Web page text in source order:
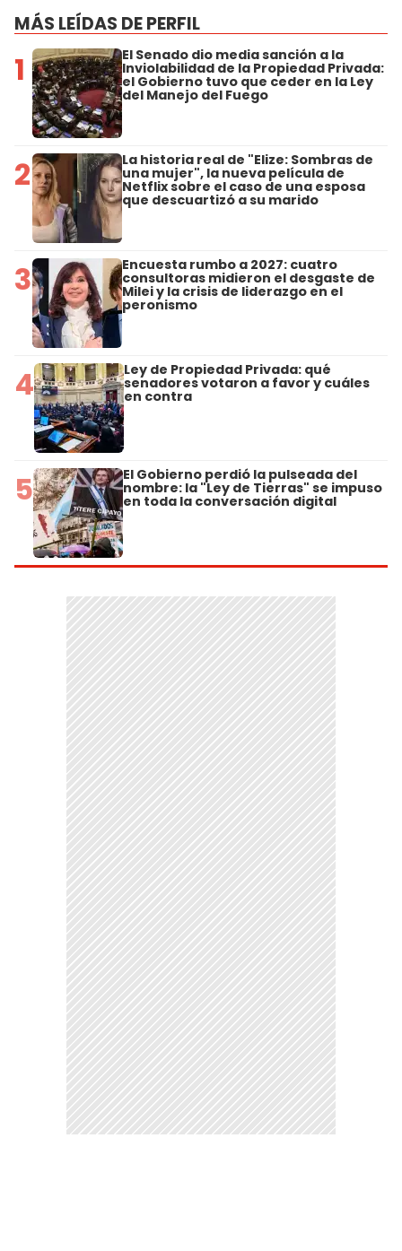
MÁS LEÍDAS DE PERFIL
1 El Senado dio media sanción a la
Inviolabilidad de la Propiedad Privada:
el Gobierno tuvo que ceder en la Ley
del Manejo del Fuego
2 La historia real de "Elize: Sombras de
una mujer", la nueva película de
Netflix sobre el caso de una esposa
que descuartizó a su marido
3 Encuesta rumbo a 2027: cuatro
consultoras midieron el desgaste de
Milei y la crisis de liderazgo en el
peronismo
4 Ley de Propiedad Privada: qué
senadores votaron a favor y cuáles
en contra
5 El Gobierno perdió la pulseada del
nombre: la "Ley de Tierras" se impuso
en toda la conversación digital